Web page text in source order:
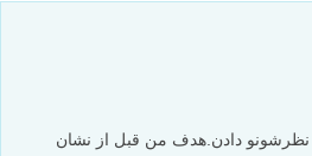
نظرشونو دادن.هدف من قبل از نشان